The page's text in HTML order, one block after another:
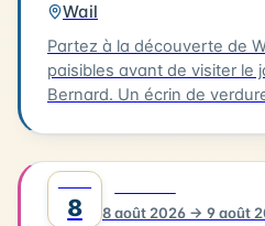
Wail
Partez à la découverte de
paisibles avant de visiter le
Bernard. Un écrin de
Wail (2 rue de la Mairie).
- 10 ans.
8 8 août 2026 → 9 août